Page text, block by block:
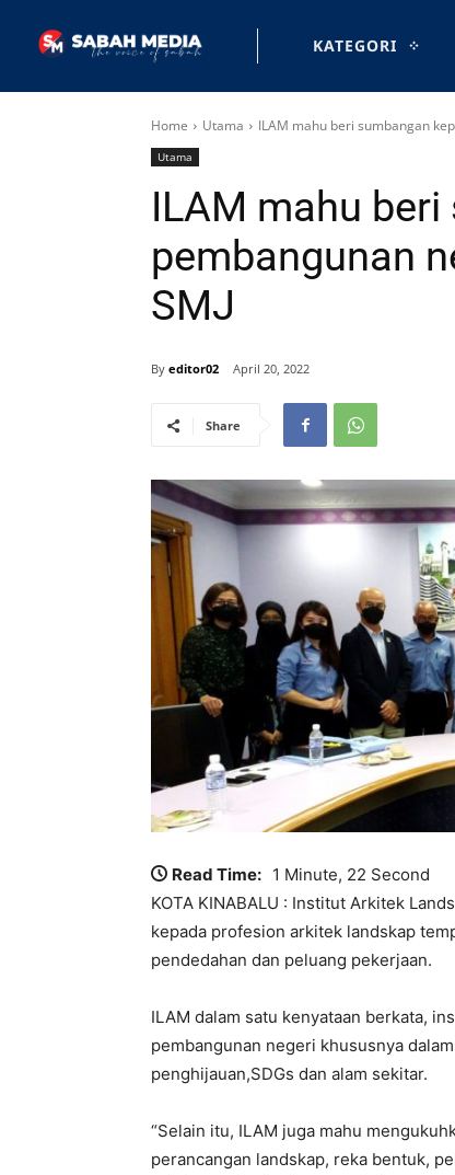
KATEGORI
Home Utama ILAM mahu beri sumbangan
Utama
ILAM mahu
pembangunan
SMJ
By editor02 April 20, 2022
Share
Read Time: 1 Minute, 22 Second
KOTA KINABALU : Institut Arkitek
kepada profesion arkitek landskap
pendedahan dan peluang pekerjaan.
ILAM dalam satu kenyataan berkata,
pembangunan negeri khususnya
penghijauan,SDGs dan alam sekitar.
“Selain itu, ILAM juga mahu
perancangan landskap, reka bentuk,